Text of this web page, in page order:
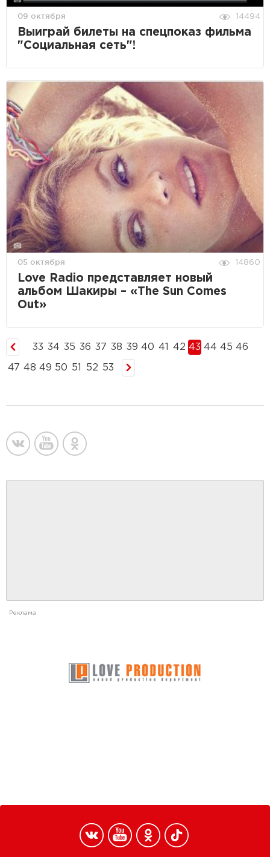
09 октября 14494
Выиграй билеты на спецпоказ фильма
"Социальная сеть"!
05 октября 14860
Love Radio представляет новый
альбом Шакиры – «The Sun Comes
Out»
33 34 35 36 37 38 39 40 41 42 43 44 45 46
47 48 49 50 51 52 53
Реклама